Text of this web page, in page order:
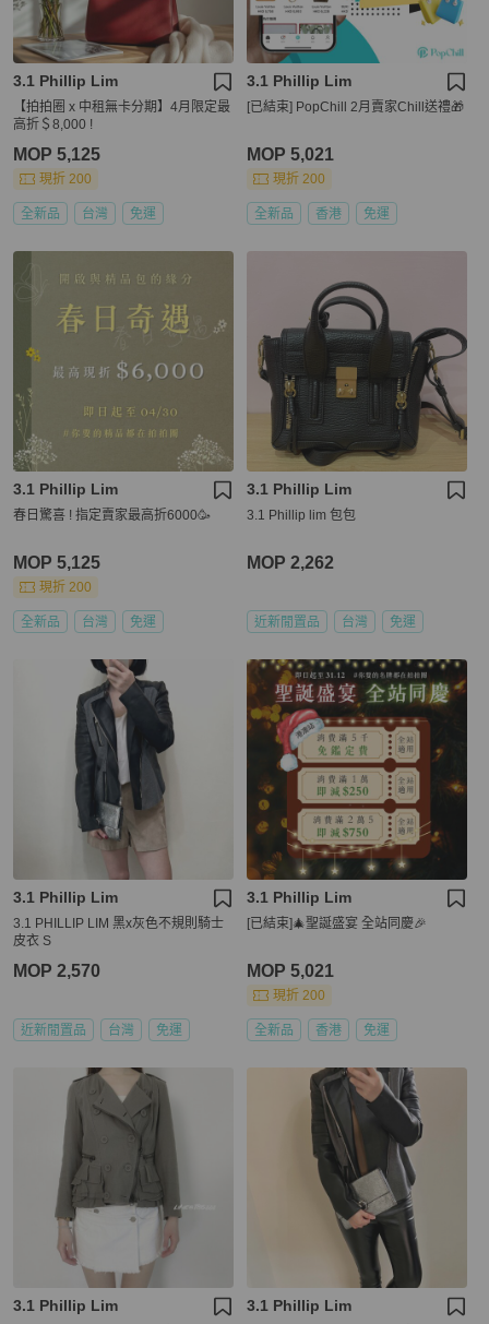
3.1 Phillip Lim
【拍拍圈 x 中租無卡分期】4月限定最
高折＄8,000 !
MOP 5,125
現折 200
全新品 台灣 免運
3.1 Phillip Lim
[已結束] PopChill 2月賣家Chill送禮🎁
MOP 5,021
現折 200
全新品 香港 免運
3.1 Phillip Lim
春日驚喜 ! 指定賣家最高折6000🥳
MOP 5,125
現折 200
全新品 台灣 免運
3.1 Phillip Lim
3.1 Phillip lim 包包
MOP 2,262
近新閒置品 台灣 免運
3.1 Phillip Lim
3.1 PHILLIP LIM 黑x灰色不規則騎士
皮衣 S
MOP 2,570
近新閒置品 台灣 免運
3.1 Phillip Lim
[已結束]🎄聖誕盛宴 全站同慶🎉
MOP 5,021
現折 200
全新品 香港 免運
3.1 Phillip Lim 3.1 Phillip Lim